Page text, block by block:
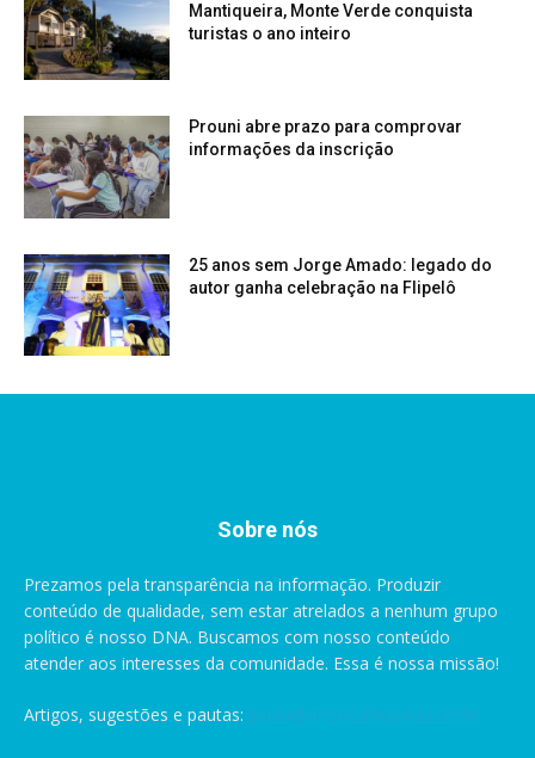
Mantiqueira, Monte Verde conquista
turistas o ano inteiro
Prouni abre prazo para comprovar
informações da inscrição
25 anos sem Jorge Amado: legado do
autor ganha celebração na Flipelô
Sobre nós
Prezamos pela transparência na informação. Produzir
conteúdo de qualidade, sem estar atrelados a nenhum grupo
político é nosso DNA. Buscamos com nosso conteúdo
atender aos interesses da comunidade. Essa é nossa missão!
Artigos, sugestões e pautas: pauta@anoticiabrasilia.com.br